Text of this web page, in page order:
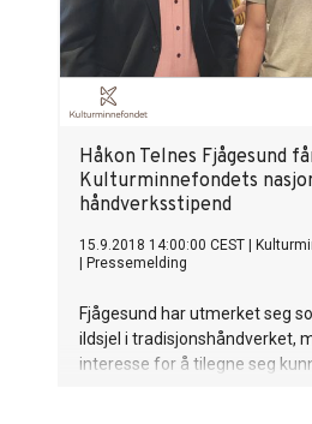
Håkon Telnes Fjågesund
Kulturminnefondets
håndverksstipend
15.9.2018 14:00:00 CEST
Pressemelding
Fjågesund har utmerket seg
ildsjel i tradisjonshåndverket,
interesse for å tilegne seg